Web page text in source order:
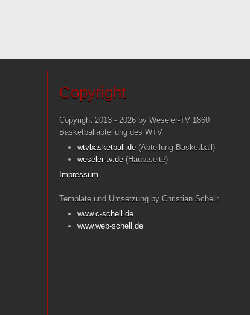
Copyright
Copyright 2013 - 2026 by Weseler-TV 1860
Basketballabteilung des WTV
wtvbasketball.de (Abteilung Basketball)
weseler-tv.de (Hauptseite)
Impressum
Template und Umsetzung by Christian Schell:
www.c-schell.de
www.web-schell.de